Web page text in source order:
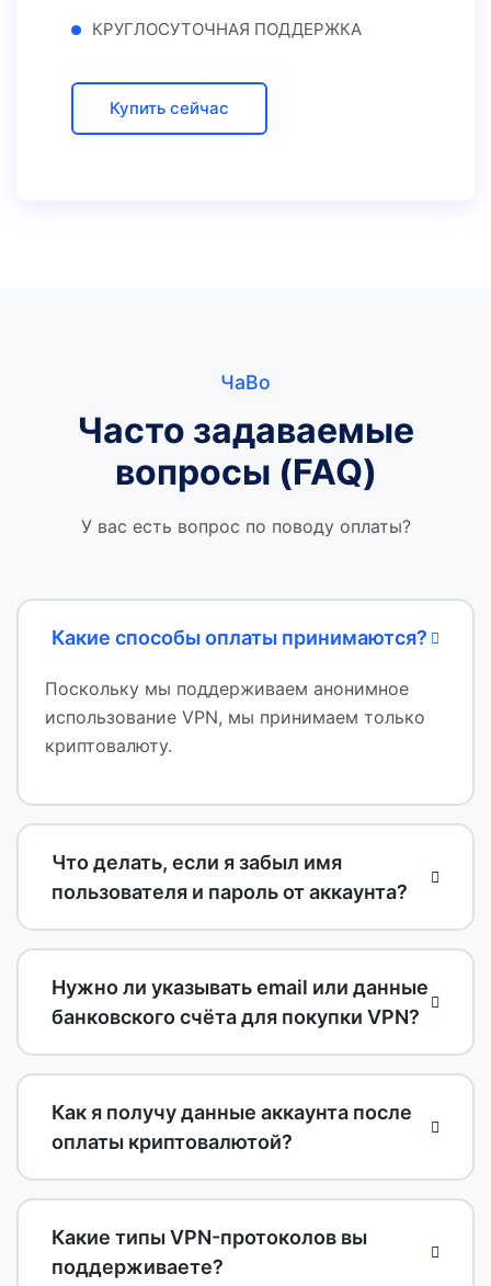
КРУГЛОСУТОЧНАЯ ПОДДЕРЖКА
Купить сейчас
ЧаВо
Часто задаваемые
вопросы (FAQ)
У вас есть вопрос по поводу оплаты?
Какие способы оплаты принимаются?
Поскольку мы поддерживаем анонимное
использование VPN, мы принимаем только
криптовалюту.
Что делать, если я забыл имя
пользователя и пароль от аккаунта?
Нужно ли указывать email или данные
банковского счёта для покупки VPN?
Как я получу данные аккаунта после
оплаты криптовалютой?
Какие типы VPN-протоколов вы
поддерживаете?